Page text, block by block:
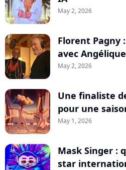
May 2, 2026
Florent Pagny
avec
May 2, 2026
Une finaliste
pour une
May 1, 2026
Mask Singer :
star